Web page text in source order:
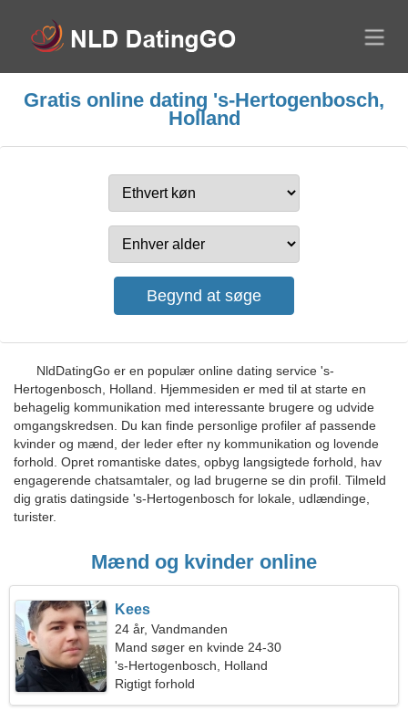
Gratis online dating 's-Hertogenbosch,
Holland
NldDatingGo er en populær online dating service 's-
Hertogenbosch, Holland. Hjemmesiden er med til at starte en
behagelig kommunikation med interessante brugere og udvide
omgangskredsen. Du kan finde personlige profiler af passende
kvinder og mænd, der leder efter ny kommunikation og lovende
forhold. Opret romantiske dates, opbyg langsigtede forhold, hav
engagerende chatsamtaler, og lad brugerne se din profil. Tilmeld
dig gratis datingside 's-Hertogenbosch for lokale, udlændinge,
turister.
Mænd og kvinder online
Kees
24 år, Vandmanden
Mand søger en kvinde 24-30
's-Hertogenbosch, Holland
Rigtigt forhold